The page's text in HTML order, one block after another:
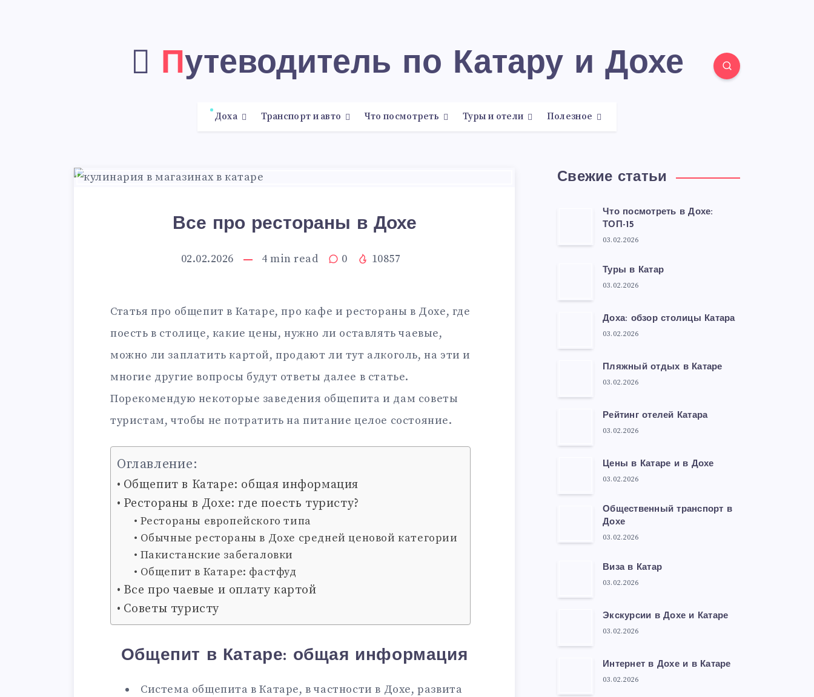
Путеводитель по Катару и Дохе
Доха Транспорт и авто Что посмотреть Туры и отели Полезное
Все про рестораны в Дохе
02.02.2026 4 min read 0 10857
Статья про общепит в Катаре, про кафе и рестораны в Дохе, где
поесть в столице, какие цены, нужно ли оставлять чаевые,
можно ли заплатить картой, продают ли тут алкоголь, на эти и
многие другие вопросы будут ответы далее в статье.
Порекомендую некоторые заведения общепита и дам советы
туристам, чтобы не потратить на питание целое состояние.
Оглавление:
Общепит в Катаре: общая информация
Рестораны в Дохе: где поесть туристу?
Рестораны европейского типа
Обычные рестораны в Дохе средней ценовой категории
Пакистанские забегаловки
Общепит в Катаре: фастфуд
Все про чаевые и оплату картой
Советы туристу
Общепит в Катаре: общая информация
Система общепита в Катаре, в частности в Дохе, развита
Свежие статьи
Что посмотреть в Дохе:
ТОП-15
03.02.2026
Туры в Катар
03.02.2026
Доха: обзор столицы Катара
03.02.2026
Пляжный отдых в Катаре
03.02.2026
Рейтинг отелей Катара
03.02.2026
Цены в Катаре и в Дохе
03.02.2026
Общественный транспорт в
Дохе
03.02.2026
Виза в Катар
03.02.2026
Экскурсии в Дохе и Катаре
03.02.2026
Интернет в Дохе и в Катаре
03.02.2026